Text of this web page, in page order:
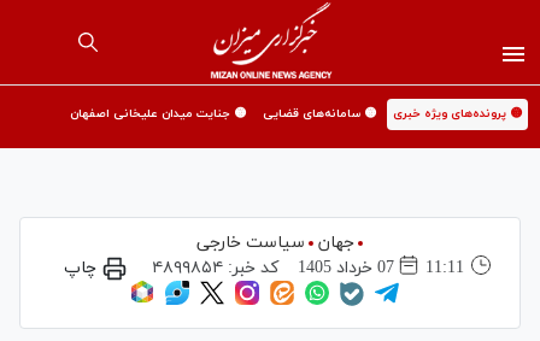
🟡 پرونده‌های ویژه خبری 🟡 سامانه‌های قضایی 🟡 جنایت میدان علیخانی اصفهان
جهان
سیاست خارجی
11:11
07 خرداد 1405 کد خبر: ۴۸۹۹۸۵۴ چاپ